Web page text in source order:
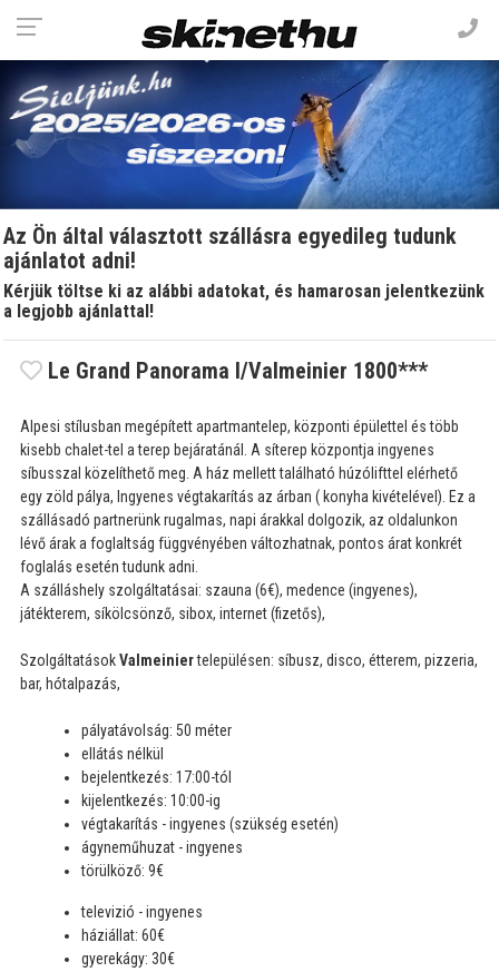
Az Ön által választott szállásra egyedileg tudunk
ajánlatot adni!
Kérjük töltse ki az alábbi adatokat, és hamarosan jelentkezünk
a legjobb ajánlattal!
Le Grand Panorama I/Valmeinier 1800***
Alpesi stílusban megépített apartmantelep, központi épülettel és több
kisebb chalet-tel a terep bejáratánál. A síterep központja ingyenes
síbusszal közelíthető meg. A ház mellett található húzólifttel elérhető
egy zöld pálya, Ingyenes végtakarítás az árban ( konyha kivételével). Ez a
szállásadó partnerünk rugalmas, napi árakkal dolgozik, az oldalunkon
lévő árak a foglaltság függvényében változhatnak, pontos árat konkrét
foglalás esetén tudunk adni.
A szálláshely szolgáltatásai: szauna (6€), medence (ingyenes),
játékterem, síkölcsönző, sibox, internet (fizetős),
SzolgáltatásokValmeiniertelepülésen: síbusz, disco, étterem, pizzeria,
bar, hótalpazás,
pályatávolság: 50 méter
ellátás nélkül
bejelentkezés: 17:00-tól
kijelentkezés: 10:00-ig
végtakarítás - ingyenes (szükség esetén)
ágyneműhuzat - ingyenes
törülköző: 9€
televizió - ingyenes
háziállat: 60€
gyerekágy: 30€